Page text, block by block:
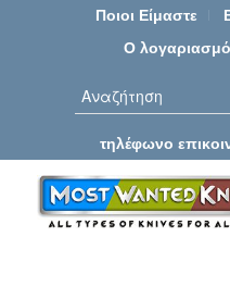
Ποιοι Είμαστε
Ο
τηλέφωνο